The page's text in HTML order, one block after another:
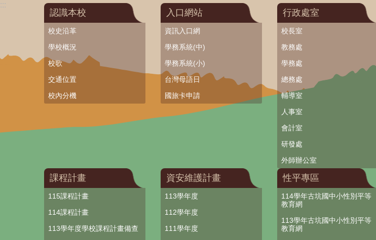
:::
認識本校
校史沿革
學校概況
校歌
交通位置
校內分機
入口網站
資訊入口網
學務系統(中)
學務系統(小)
台灣母語日
國旅卡申請
行政處室
校長室
教務處
學務處
總務處
輔導室
人事室
會計室
研發處
外師辦公室
課程計畫
115課程計畫
114課程計畫
113學年度學校課程計畫備查
資安維護計畫
113學年度
112學年度
111學年度
性平專區
114學年古坑國中小性別平等
教育網
113學年古坑國中小性別平等
教育網